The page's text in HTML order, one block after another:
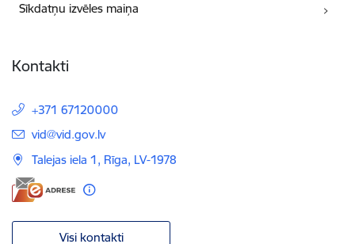
Sīkdatņu izvēles maiņa
Kontakti
+371 67120000
E-pasts:
vid@vid.gov.lv
Talejas iela 1, Rīga, LV-1978
Visi kontakti